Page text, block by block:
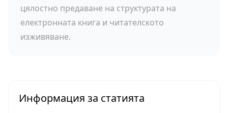
цялостно предаване на структурата на
електронната книга и читателското
изживяване.
Информация за статията